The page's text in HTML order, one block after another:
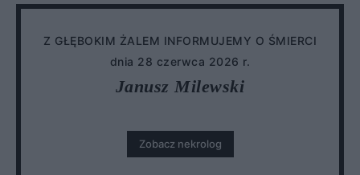
Z GŁĘBOKIM ŻALEM INFORMUJEMY O ŚMIERCI
dnia 28 czerwca 2026 r.
Janusz Milewski
Zobacz nekrolog